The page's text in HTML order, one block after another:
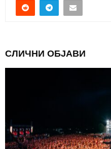
СЛИЧНИ ОБЈАВИ